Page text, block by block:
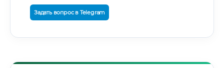
Задать вопрос в Telegram